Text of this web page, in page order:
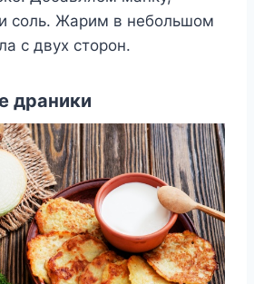
соль. Жарим в небольшом
с двух сторон.
драники